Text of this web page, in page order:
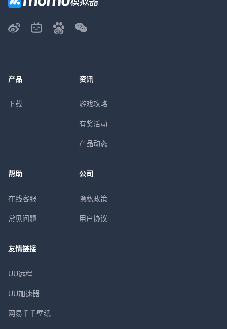
产品
下载
资讯
游戏攻略
有奖活动
产品动态
帮助
在线客服
常见问题
公司
隐私政策
用户协议
友情链接
UU远程
UU加速器
网易千千壁纸